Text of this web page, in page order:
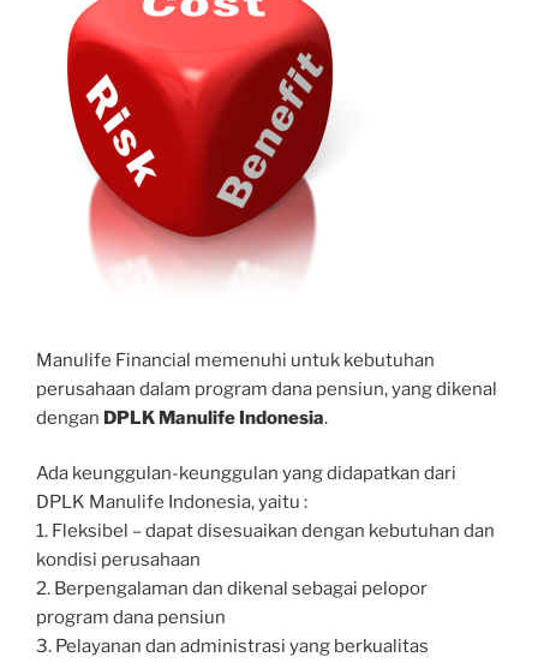
Manulife Financial memenuhi untuk kebutuhan
perusahaan dalam program dana pensiun, yang dikenal
dengan DPLK Manulife Indonesia.
Ada keunggulan-keunggulan yang didapatkan dari
DPLK Manulife Indonesia, yaitu :
1. Fleksibel – dapat disesuaikan dengan kebutuhan dan
kondisi perusahaan
2. Berpengalaman dan dikenal sebagai pelopor
program dana pensiun
3. Pelayanan dan administrasi yang berkualitas